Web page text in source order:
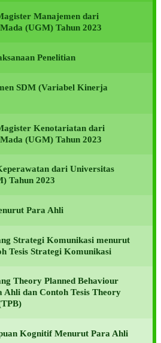
Manajemen dari
(UGM) Tahun 2023
Penelitian
SDM (Variabel Kinerja
Kenotariatan dari
(UGM) Tahun 2023
dari Universitas
Tahun 2023
Para Ahli
Strategi Komunikasi menurut
Tesis Strategi Komunikasi
Theory Planned Behaviour
Ahli dan Contoh Tesis Theory
Kognitif Menurut Para Ahli